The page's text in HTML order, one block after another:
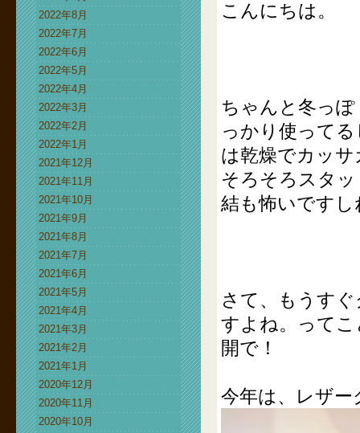
2022年8月
2022年7月
2022年6月
2022年5月
2022年4月
2022年3月
2022年2月
2022年1月
2021年12月
2021年11月
2021年10月
2021年9月
2021年8月
2021年7月
2021年6月
2021年5月
2021年4月
2021年3月
2021年2月
2021年1月
2020年12月
2020年11月
2020年10月
こんにちは。
ちゃんと冬っ
っかり使って
は乾燥でカッサ
そろそろスタ
結も怖いです
さて、もうす
すよね。って
開で！
今年は、レザ